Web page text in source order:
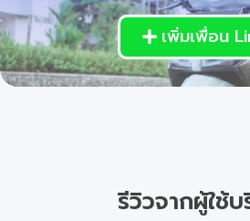
เพิ่มเพื่อน
รีวิวจากผู้ใช้บ